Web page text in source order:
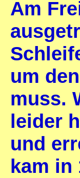
Am
um
muss.
leider
und
kam in